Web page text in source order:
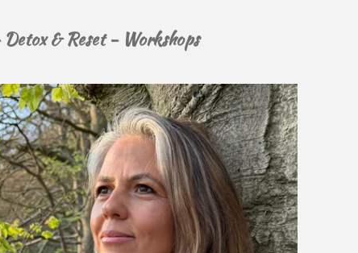
& Reset - Workshops